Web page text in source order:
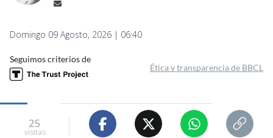
Domingo 09 Agosto, 2026 | 06:40
Seguimos criterios de
Ética y transparencia de BBCL
25
visitas